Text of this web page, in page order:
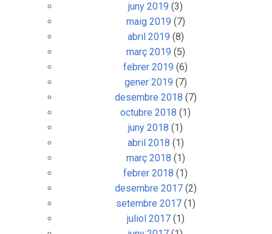
juny 2019 (3)
maig 2019 (7)
abril 2019 (8)
març 2019 (5)
febrer 2019 (6)
gener 2019 (7)
desembre 2018 (7)
octubre 2018 (1)
juny 2018 (1)
abril 2018 (1)
març 2018 (1)
febrer 2018 (1)
desembre 2017(2)
setembre 2017(1)
juliol 2017(1)